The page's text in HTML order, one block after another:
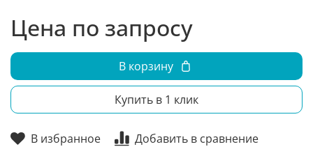
В избранное Добавить в сравнение
Цена по запросу
В корзину
Купить в 1 клик